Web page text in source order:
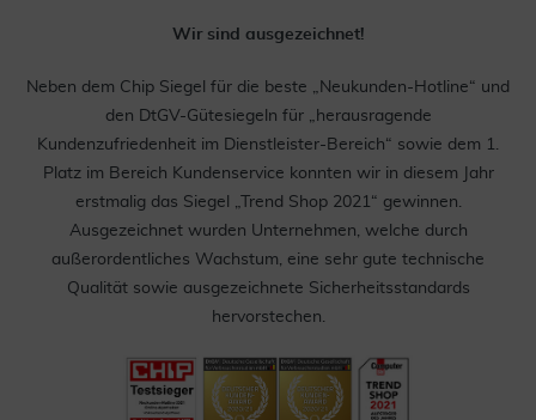
Wir sind ausgezeichnet!
Neben dem Chip Siegel für die beste „Neukunden-Hotline“ und
den DtGV-Gütesiegeln für „herausragende
Kundenzufriedenheit im Dienstleister-Bereich“ sowie dem 1.
Platz im Bereich Kundenservice konnten wir in diesem Jahr
erstmalig das Siegel „Trend Shop 2021“ gewinnen.
Ausgezeichnet wurden Unternehmen, welche durch
außerordentliches Wachstum, eine sehr gute technische
Qualität sowie ausgezeichnete Sicherheitsstandards
hervorstechen.